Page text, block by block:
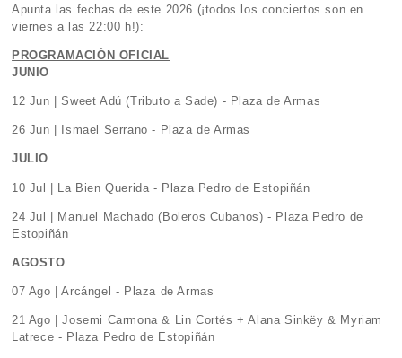
Apunta las fechas de este 2026 (¡todos los conciertos son en
viernes a las 22:00 h!):
PROGRAMACIÓN OFICIAL
JUNIO
12 Jun | Sweet Adú (Tributo a Sade) - Plaza de Armas
26 Jun | Ismael Serrano - Plaza de Armas
JULIO
10 Jul | La Bien Querida - Plaza Pedro de Estopiñán
24 Jul | Manuel Machado (Boleros Cubanos) - Plaza Pedro de
Estopiñán
AGOSTO
07 Ago | Arcángel - Plaza de Armas
21 Ago | Josemi Carmona & Lin Cortés + Alana Sinkëy & Myriam
Latrece - Plaza Pedro de Estopiñán